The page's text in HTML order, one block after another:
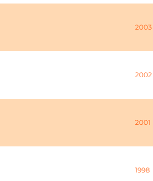
2003
2002
2001
1998